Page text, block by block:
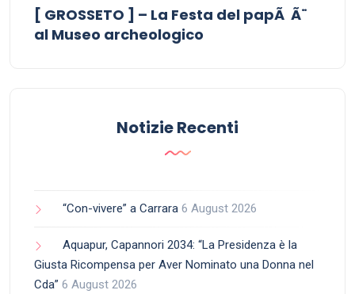
[ GROSSETO ] – La Festa del papÃ Ã¨
al Museo archeologico
Notizie Recenti
“Con-vivere” a Carrara 6 August 2026
Aquapur, Capannori 2034: “La Presidenza è la
Giusta Ricompensa per Aver Nominato una Donna nel
Cda” 6 August 2026